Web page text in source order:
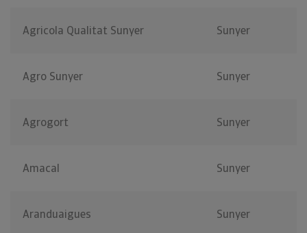
Agricola Qualitat Sunyer Sunyer
Agro Sunyer Sunyer
Agrogort Sunyer
Amacal Sunyer
Aranduaigues Sunyer